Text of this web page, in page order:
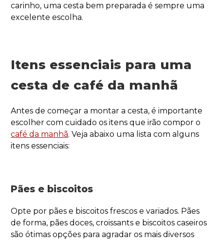
carinho, uma cesta bem preparada é sempre uma
excelente escolha.
Itens essenciais para uma
cesta de café da manhã
Antes de começar a montar a cesta, é importante
escolher com cuidado os itens que irão compor o
café da manhã. Veja abaixo uma lista com alguns
itens essenciais:
Pães e biscoitos
Opte por pães e biscoitos frescos e variados. Pães
de forma, pães doces, croissants e biscoitos caseiros
são ótimas opções para agradar os mais diversos